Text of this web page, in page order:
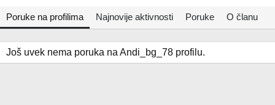
Poruke na profilima Najnovije aktivnosti Poruke O članu
Još uvek nema poruka na Andi_bg_78 profilu.